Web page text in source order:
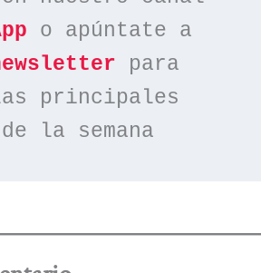
o apúntate a
para
principales
la semana